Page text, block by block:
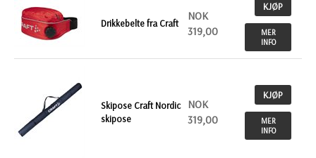
Drikkebelte fra Craft
NOK
319,00
KJØP
MER
INFO
Skipose Craft Nordic
skipose
NOK
319,00
KJØP
MER
INFO